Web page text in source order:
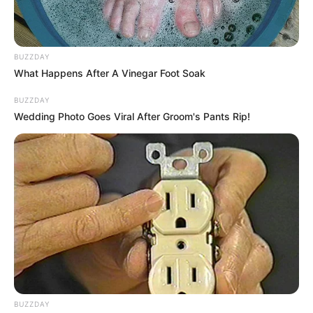
08:00 pm.
BUZZDAY
What Happens After A Vinegar Foot Soak
BUZZDAY
Wedding Photo Goes Viral After Groom's Pants Rip!
BUZZDAY